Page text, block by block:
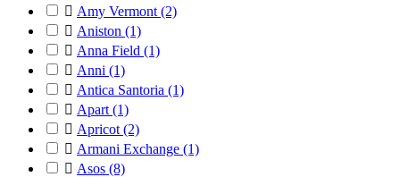
 Amy Vermont (2)
 Aniston (1)
 Anna Field (1)
 Anni (1)
 Antica Santoria (1)
 Apart (1)
 Apricot (2)
 Armani Exchange (1)
 Asos (8)